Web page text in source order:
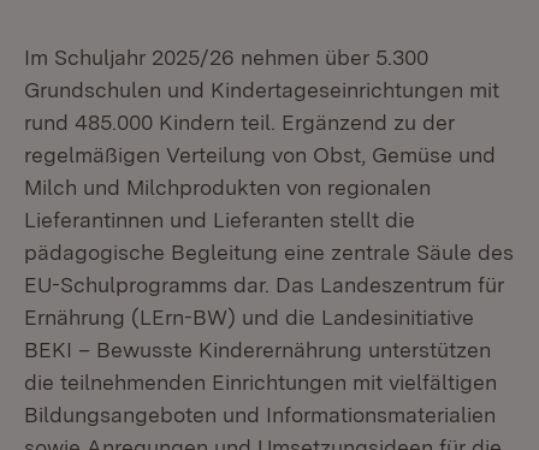
Im Schuljahr 2025/26 nehmen über 5.300
Grundschulen und Kindertageseinrichtungen mit
rund 485.000 Kindern teil. Ergänzend zu der
regelmäßigen Verteilung von Obst, Gemüse und
Milch und Milchprodukten von regionalen
Lieferantinnen und Lieferanten stellt die
pädagogische Begleitung eine zentrale Säule des
EU-Schulprogramms dar. Das Landeszentrum für
Ernährung (LErn-BW) und die Landesinitiative
BEKI – Bewusste Kinderernährung unterstützen
die teilnehmenden Einrichtungen mit vielfältigen
Bildungsangeboten und Informationsmaterialien